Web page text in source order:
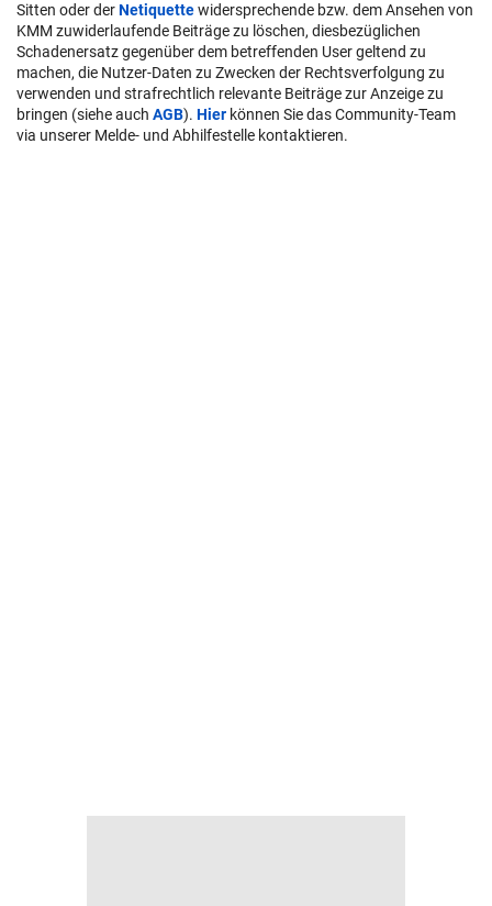
Sitten oder derNetiquettewidersprechende bzw. dem Ansehen von
KMM zuwiderlaufende Beiträge zu löschen, diesbezüglichen
Schadenersatz gegenüber dem betreffenden User geltend zu
machen, die Nutzer-Daten zu Zwecken der Rechtsverfolgung zu
verwenden und strafrechtlich relevante Beiträge zur Anzeige zu
bringen (siehe auch AGB). Hier können Sie das Community-Team
via unserer Melde- und Abhilfestelle kontaktieren.